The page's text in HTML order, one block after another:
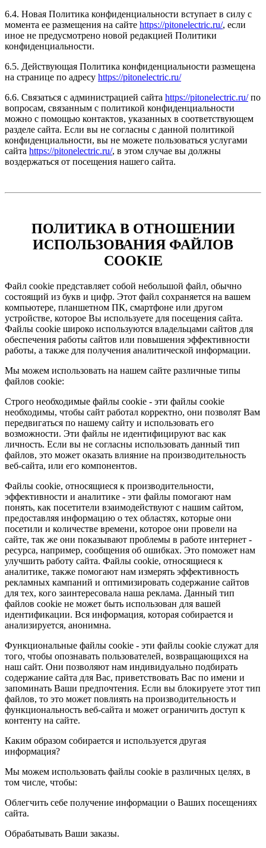
6.4. Новая Политика конфиденциальности вступает в силу с
момента ее размещения на сайте https://pitonelectric.ru/, если
иное не предусмотрено новой редакцией Политики
конфиденциальности.
6.5. Действующая Политика конфиденциальности размещена
на странице по адресу https://pitonelectric.ru/
6.6. Связаться с администрацией сайта https://pitonelectric.ru/по
вопросам, связанным с политикой конфиденциальности
можно c помощью контактов, указанных в соответствующем
разделе сайта. Если вы не согласны с данной политикой
конфиденциальности, вы не можете пользоваться услугами
сайта https://pitonelectric.ru/, в этом случае вы должны
воздержаться от посещения нашего сайта.
ПОЛИТИКА В ОТНОШЕНИИ
ИСПОЛЬЗОВАНИЯ ФАЙЛОВ
COOKIE
Файл cookie представляет собой небольшой файл, обычно
состоящий из букв и цифр. Этот файл сохраняется на вашем
компьютере, планшетном ПК, смартфоне или другом
устройстве, которое Вы используете для посещения сайта.
Файлы cookie широко используются владельцами сайтов для
обеспечения работы сайтов или повышения эффективности
работы, а также для получения аналитической информации.
Мы можем использовать на нашем сайте различные типы
файлов cookie:
Строго необходимые файлы cookie - эти файлы cookie
необходимы, чтобы сайт работал корректно, они позволят Вам
передвигаться по нашему сайту и использовать его
возможности. Эти файлы не идентифицируют вас как
личность. Если вы не согласны использовать данный тип
файлов, это может оказать влияние на производительность
веб-сайта, или его компонентов.
Файлы cookie, относящиеся к производительности,
эффективности и аналитике - эти файлы помогают нам
понять, как посетители взаимодействуют с нашим сайтом,
предоставляя информацию о тех областях, которые они
посетили и количестве времени, которое они провели на
сайте, так же они показывают проблемы в работе интернет -
ресурса, например, сообщения об ошибках. Это поможет нам
улучшить работу сайта. Файлы cookie, относящиеся к
аналитике, также помогают нам измерять эффективность
рекламных кампаний и оптимизировать содержание сайтов
для тех, кого заинтересовала наша реклама. Данный тип
файлов cookie не может быть использован для вашей
идентификации. Вся информация, которая собирается и
анализируется, анонимна.
Функциональные файлы cookie - эти файлы cookie служат для
того, чтобы опознавать пользователей, возвращающихся на
наш сайт. Они позволяют нам индивидуально подбирать
содержание сайта для Вас, приветствовать Вас по имени и
запоминать Ваши предпочтения. Если вы блокируете этот тип
файлов, то это может повлиять на производительность и
функциональность веб-сайта и может ограничить доступ к
контенту на сайте.
Каким образом собирается и используется другая
информация?
Мы можем использовать файлы cookie в различных целях, в
том числе, чтобы:
Облегчить себе получение информации о Ваших посещениях
сайта.
Обрабатывать Ваши заказы.